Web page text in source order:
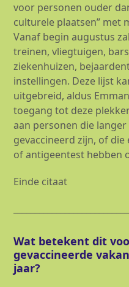
voor personen ouder
culturele plaatsen” met
Vanaf begin augustus
treinen, vliegtuigen,
ziekenhuizen,
instellingen. Deze lijst
uitgebreid, aldus
toegang tot deze
aan personen die
gevaccineerd zijn, of die
of antigeentest hebben
Einde citaat
Wat betekent dit
gevaccineerde
jaar?